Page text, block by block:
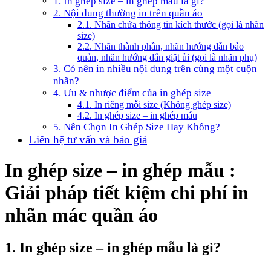
2. Nội dung thường in trên quần áo
2.1. Nhãn chứa thông tin kích thước (gọi là nhãn
size)
2.2. Nhãn thành phần, nhãn hướng dẫn bảo
quản, nhãn hướng dẫn giặt ủi (gọi là nhãn phụ)
3. Có nên in nhiều nội dung trên cùng một cuộn
nhãn?
4. Ưu & nhược điểm của in ghép size
4.1. In riêng mỗi size (Không ghép size)
4.2. In ghép size – in ghép mẫu
5. Nên Chọn In Ghép Size Hay Không?
Liên hệ tư vấn và báo giá
In ghép size – in ghép mẫu :
Giải pháp tiết kiệm chi phí in
nhãn mác quần áo
1. In ghép size – in ghép mẫu là gì?